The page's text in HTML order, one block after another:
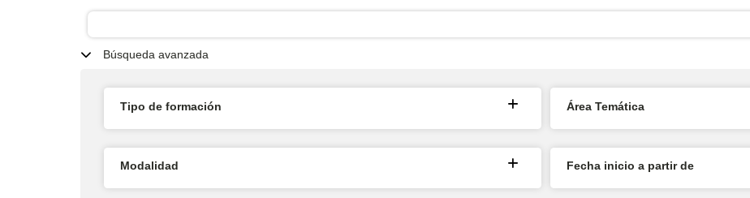
Búsqueda avanzada
Tipo de formación Área Temática
Modalidad Fecha inicio a partir de